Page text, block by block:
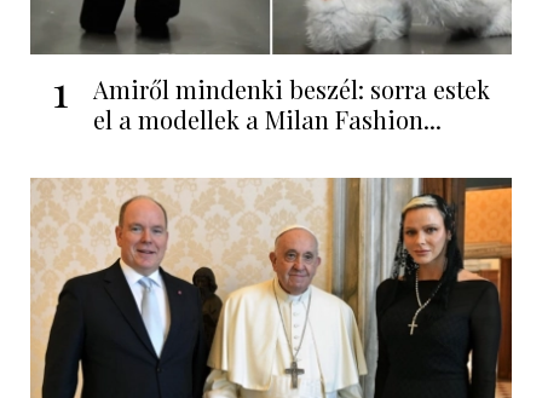
1
Amiről mindenki beszél: sorra estek
el a modellek a Milan Fashion...